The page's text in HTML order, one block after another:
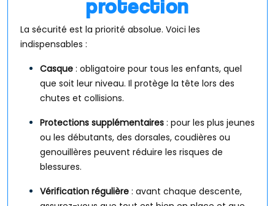
protection
La sécurité est la priorité absolue. Voici les
indispensables :
Casque : obligatoire pour tous les enfants, quel
que soit leur niveau. Il protège la tête lors des
chutes et collisions.
Protections supplémentaires : pour les plus jeunes
ou les débutants, des dorsales, coudières ou
genouillères peuvent réduire les risques de
blessures.
Vérification régulière : avant chaque descente,